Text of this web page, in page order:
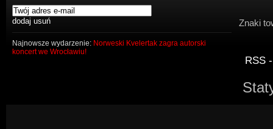
Najnowsze wydarzenie: Norweski Kvelertak zagra autorski
koncert we Wrocławiu!
Znaki
RSS